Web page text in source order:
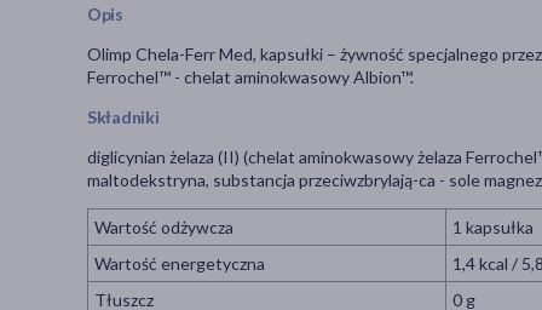
Opis
Olimp Chela-Ferr Med, kapsułki – żywność specjalnego
Ferrochel™ - chelat aminokwasowy Albion™.
Składniki
diglicynian żelaza (II) (chelat aminokwasowy żelaza
maltodekstryna, substancja przeciwzbrylają-ca - sole
Wartość odżywcza 1 kapsułka
Wartość energetyczna
1,4 kcal /
Tłuszcz
0 g